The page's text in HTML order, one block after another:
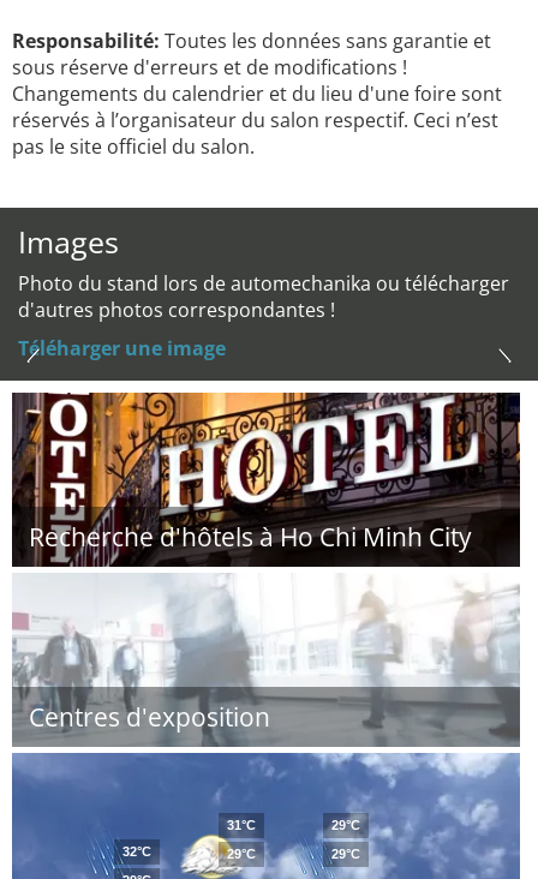
Responsabilité: Toutes les données sans garantie et
sous réserve d'erreurs et de modifications !
Changements du calendrier et du lieu d'une foire sont
réservés à l’organisateur du salon respectif. Ceci n’est
pas le site officiel du salon.
Images
Photo du stand lors de automechanika ou télécharger
d'autres photos correspondantes !
Téléharger une image
Recherche d'hôtels à Ho Chi Minh City
Centres d'exposition
32°C
31°C
29°C
29°C
29°C